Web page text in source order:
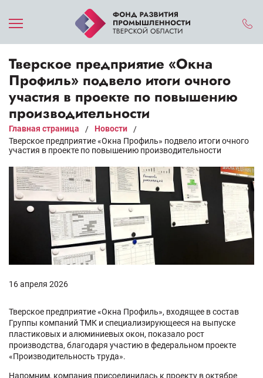
Тверское предприятие «Окна
Профиль» подвело итоги очного
участия в проекте по повышению
производительности
Главная страница / Новости
/
Тверское предприятие «Окна Профиль» подвело итоги очного
участия в проекте по повышению производительности
16 апреля 2026
Тверское предприятие «Окна Профиль», входящее в состав
Группы компаний ТМК и специализирующееся на выпуске
пластиковых и алюминиевых окон, показало рост
производства, благодаря участию в федеральном проекте
«Производительность труда».
Напомним, компания присоединилась к проекту в октябре